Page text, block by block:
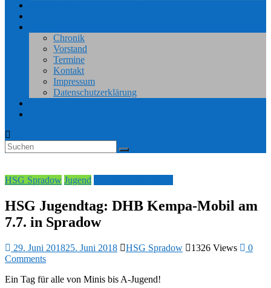
Chronik
Vorstand
Termine
Kontakt
Impressum
Datenschutzerklärung
HSG Spradow Jugend
HSG Jugendtag: DHB Kempa-Mobil am
7.7. in Spradow
29. Juni 201825. Juni 2018 HSG Spradow 1326 Views
0
Comments
Ein Tag für alle von Minis bis A-Jugend!